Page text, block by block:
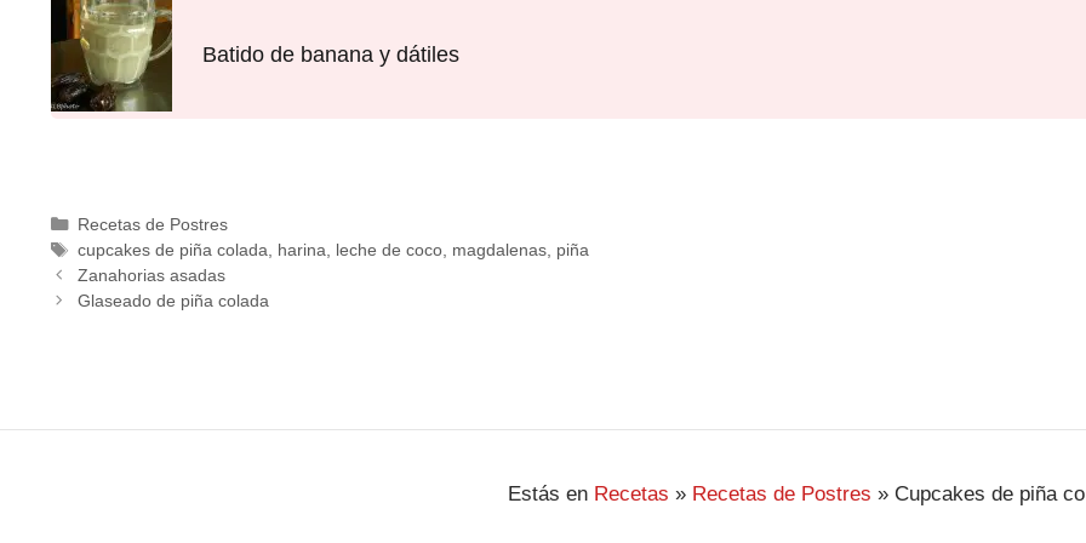
Batido de banana y dátiles
Recetas de Postres
cupcakes de piña colada
harina leche de coco, magdalenas, piña
Zanahorias asadas
Glaseado de piña colada
Estás en Recetas » Recetas de Postres » Cupcakes de piña